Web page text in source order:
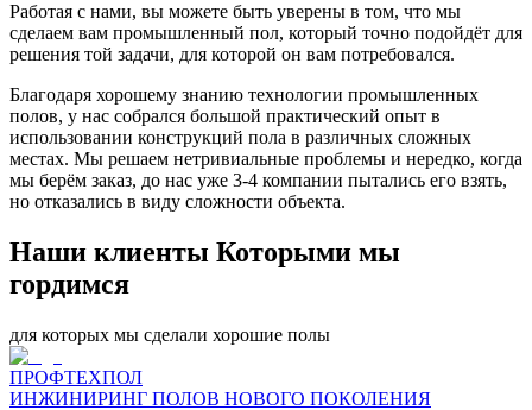
Работая с нами, вы можете быть уверены в том, что мы
сделаем вам промышленный пол, который точно подойдёт для
решения той задачи, для которой он вам потребовался.
Благодаря хорошему знанию технологии промышленных
полов, у нас собрался большой практический опыт в
использовании конструкций пола в различных сложных
местах. Мы решаем нетривиальные проблемы и нередко, когда
мы берём заказ, до нас уже 3-4 компании пытались его взять,
но отказались в виду сложности объекта.
Наши клиенты Которыми мы
гордимся
для которых мы сделали хорошие полы
ПРОФТЕХПОЛ
ИНЖИНИРИНГ ПОЛОВ НОВОГО ПОКОЛЕНИЯ